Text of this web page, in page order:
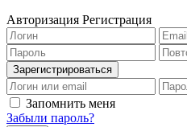
Авторизация Регистрация
Запомнить меня
Забыли пароль?